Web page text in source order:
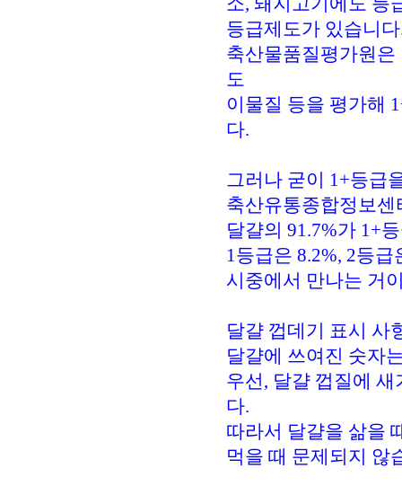
등급제도가 있습니
축산물품질평가원
도
이물질 등을 평가해
다.
그러나 굳이 1+등급
축산유통종합정보
달걀의 91.7%가 1+
1등급은 8.2%, 2등
시중에서 만나는 거
달걀 껍데기 표시 사
달걀에 쓰여진 숫자
우선, 달걀 껍질에
다.
따라서 달걀을 삶을
먹을 때 문제되지 않